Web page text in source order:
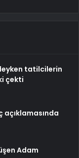
tatilcilerin
çekti
açıklamasında
Adam